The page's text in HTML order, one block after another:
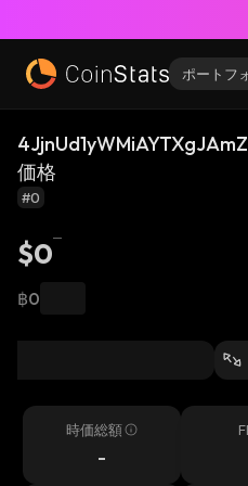
ポートフ
価格
#0
$0
฿0
時価総額
-